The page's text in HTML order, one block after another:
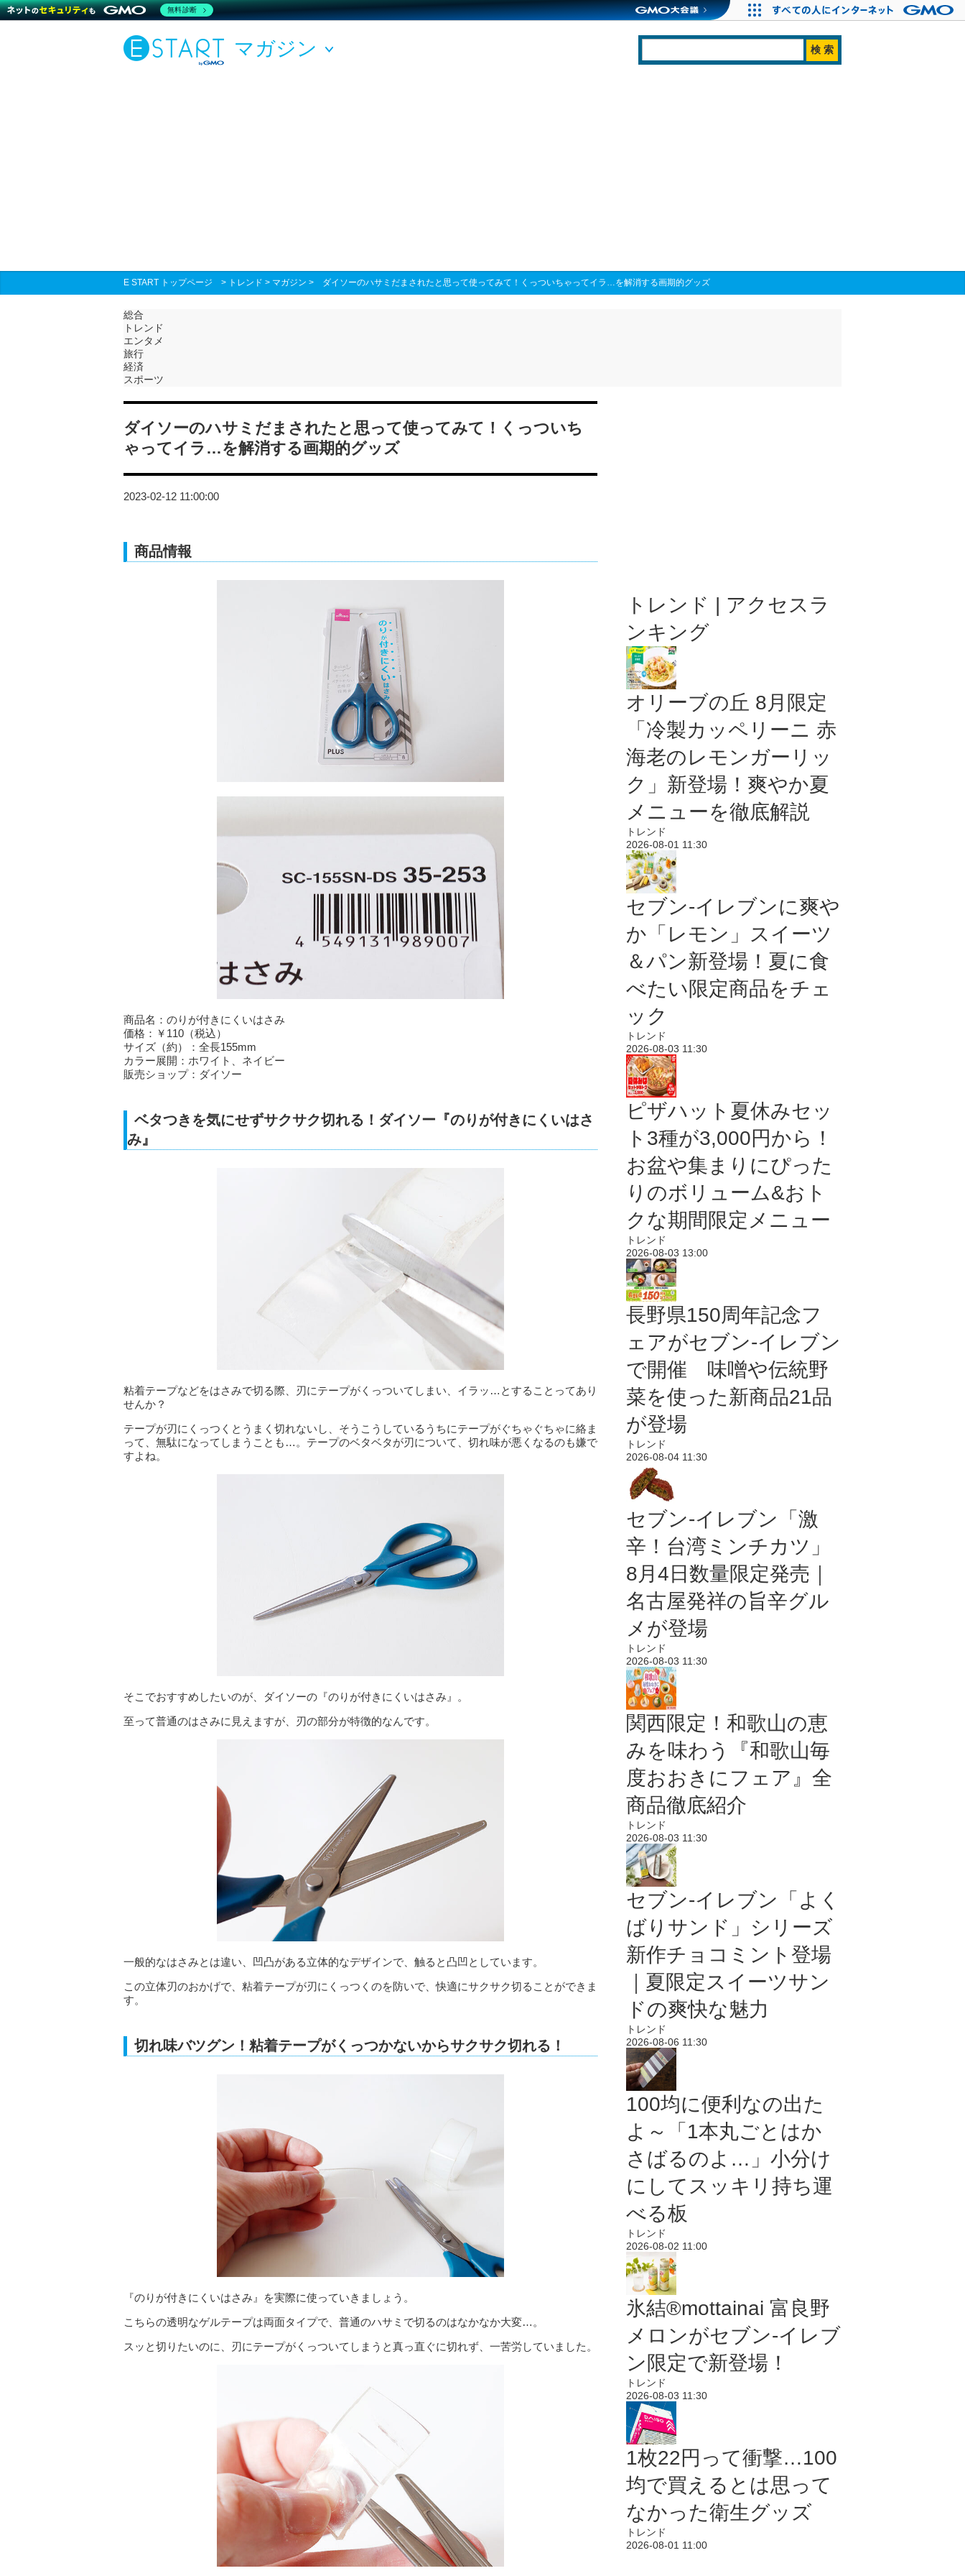
マガジン
E START トップページ > トレンド > マガジン > ダイソーのハサミだまされたと思って使ってみて！くっついちゃってイラ…を解消する画期的グッズ
総合
トレンド
エンタメ
旅行
経済
スポーツ
ダイソーのハサミだまされたと思って使ってみて！くっついち
ゃってイラ…を解消する画期的グッズ
2023-02-12 11:00:00
商品情報
商品名：のりが付きにくいはさみ
価格：￥110（税込）
サイズ（約）：全長155mm
カラー展開：ホワイト、ネイビー
販売ショップ：ダイソー
ベタつきを気にせずサクサク切れる！ダイソー『のりが付きにくいはさ
み』
粘着テープなどをはさみで切る際、刃にテープがくっついてしまい、イラッ…とすることってあり
せんか？
テープが刃にくっつくとうまく切れないし、そうこうしているうちにテープがぐちゃぐちゃに絡ま
って、無駄になってしまうことも…。テープのベタベタが刃について、切れ味が悪くなるのも嫌で
すよね。
そこでおすすめしたいのが、ダイソーの『のりが付きにくいはさみ』。
至って普通のはさみに見えますが、刃の部分が特徴的なんです。
一般的なはさみとは違い、凹凸がある立体的なデザインで、触ると凸凹としています。
この立体刃のおかげで、粘着テープが刃にくっつくのを防いで、快適にサクサク切ることができま
す。
切れ味バツグン！粘着テープがくっつかないからサクサク切れる！
『のりが付きにくいはさみ』を実際に使っていきましょう。
こちらの透明なゲルテープは両面タイプで、普通のハサミで切るのはなかなか大変…。
スッと切りたいのに、刃にテープがくっついてしまうと真っ直ぐに切れず、一苦労していました。
トレンド | アクセスラ
ンキング
オリーブの丘 8月限定
「冷製カッペリーニ 赤
海老のレモンガーリッ
ク」新登場！爽やか夏
メニューを徹底解説
トレンド
2026-08-01 11:30
セブン‐イレブンに爽や
か「レモン」スイーツ
＆パン新登場！夏に食
べたい限定商品をチェ
ック
トレンド
2026-08-03 11:30
ピザハット夏休みセッ
ト3種が3,000円から！
お盆や集まりにぴった
りのボリューム&おト
クな期間限定メニュー
トレンド
2026-08-03 13:00
長野県150周年記念フ
ェアがセブン-イレブン
で開催 味噌や伝統野
菜を使った新商品21品
が登場
トレンド
2026-08-04 11:30
セブン-イレブン「激
辛！台湾ミンチカツ」
8月4日数量限定発売｜
名古屋発祥の旨辛グル
メが登場
トレンド
2026-08-03 11:30
関西限定！和歌山の恵
みを味わう『和歌山毎
度おおきにフェア』全
商品徹底紹介
トレンド
2026-08-03 11:30
セブン‐イレブン「よく
ばりサンド」シリーズ
新作チョコミント登場
｜夏限定スイーツサン
ドの爽快な魅力
トレンド
2026-08-06 11:30
100均に便利なの出た
よ～「1本丸ごとはか
さばるのよ…」小分け
にしてスッキリ持ち運
べる板
トレンド
2026-08-02 11:00
氷結®mottainai 富良野
メロンがセブン‐イレブ
ン限定で新登場！
トレンド
2026-08-03 11:30
1枚22円って衝撃…100
均で買えるとは思って
なかった衛生グッズ
トレンド
2026-08-01 11:00
無料診断